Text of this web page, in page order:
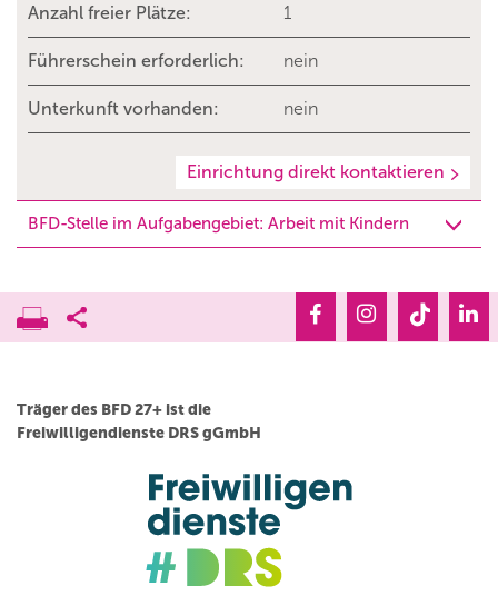
Anzahl freier Plätze: 1
Führerschein erforderlich: nein
Unterkunft vorhanden: nein
Einrichtung direkt kontaktieren
BFD-Stelle im Aufgabengebiet: Arbeit mit Kindern
Träger des BFD 27+ ist die
Freiwilligendienste DRS gGmbH